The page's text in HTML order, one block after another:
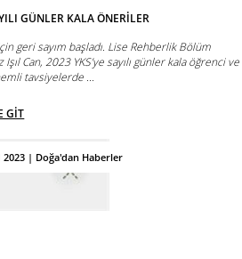
2023 | Doğa'dan Haberler
GÜNLER KALA ÖNERİLER
geri sayım başladı. Lise Rehberlik Bölüm
Işıl Can, 2023 YKS’ye sayılı günler kala öğrenci ve
tavsiyelerde ...
GİT